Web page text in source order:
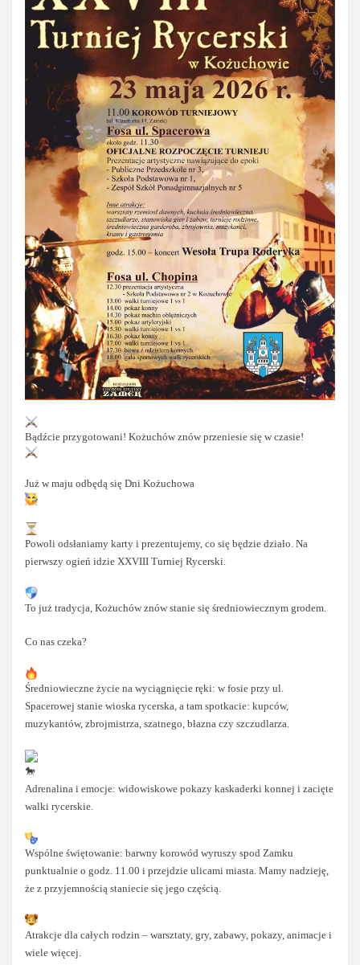
Bądźcie przygotowani! Kożuchów znów przeniesie się w czasie!
Już w maju odbędą się Dni Kożuchowa
Powoli odsłaniamy karty i prezentujemy, co się będzie działo. Na
pierwszy ogień idzie XXVIII Turniej Rycerski.
To już tradycja, Kożuchów znów stanie się średniowiecznym grodem.
Co nas czeka?
Średniowieczne życie na wyciągnięcie ręki: w fosie przy ul.
Spacerowej stanie wioska rycerska, a tam spotkacie: kupców,
muzykantów, zbrojmistrza, szatnego, błazna czy szczudlarza.
Adrenalina i emocje: widowiskowe pokazy kaskaderki konnej i zacięte
walki rycerskie.
Wspólne świętowanie: barwny korowód wyruszy spod Zamku
punktualnie o godz. 11.00 i przejdzie ulicami miasta. Mamy nadzieję,
że z przyjemnością staniecie się jego częścią.
Atrakcje dla całych rodzin – warsztaty, gry, zabawy, pokazy, animacje i
wiele więcej.